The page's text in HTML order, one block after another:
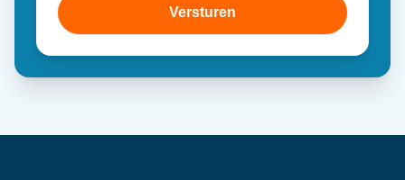
Versturen